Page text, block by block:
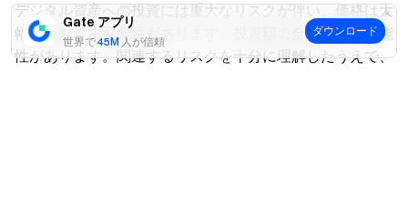
Gate アプリ
世界で45M 人が信頼
ダウンロード
デジタル資産への投資には重大なリスクが伴い、価格は大
幅に変動する可能性があります。投資額の全額を失う可能
性があります。関連するリスクを十分に理解したうえで、